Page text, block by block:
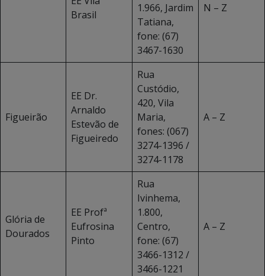
Brasil
1.966, Jardim
Tatiana,
fone: (67)
3467-1630
N – Z
Figueirão
EE Dr.
Arnaldo
Estevão de
Figueiredo
Rua
Custódio,
420, Vila
Maria,
fones: (067)
3274-1396 /
3274-1178
A – Z
Glória de
Dourados
EE Profª
Eufrosina
Pinto
Rua
Ivinhema,
1.800,
Centro,
fone: (67)
3466-1312 /
3466-1221
A – Z